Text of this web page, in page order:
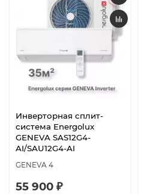
Инверторная сплит-
система Energolux
GENEVA SAS12G4-
AI/SAU12G4-AI
GENEVA 4
55 900 ₽